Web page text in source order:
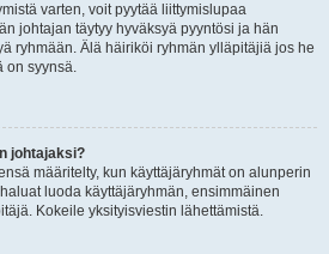
varten, voit pyytää liittymislupaa
johtajan täytyy hyväksyä pyyntösi ja hän
ryhmään. Älä häiriköi ryhmän ylläpitäjiä jos he
on syynsä.
johtajaksi?
määritelty, kun käyttäjäryhmät on alunperin
luoda käyttäjäryhmän, ensimmäinen
Kokeile yksityisviestin lähettämistä.